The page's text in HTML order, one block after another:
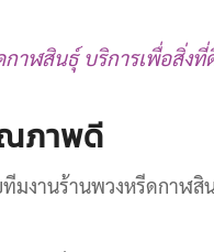
กาฬสินธุ์ บริการเพื่อสิ่ง
ภาพดี
มงานร้านพวงหรีดกาฬ